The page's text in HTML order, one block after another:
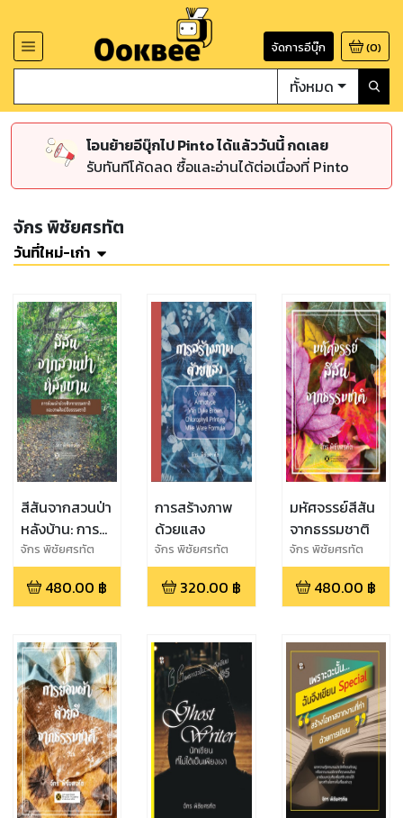
จัดการอีบุ๊ก (0)
ทั้งหมด
โอนย้ายอีบุ๊กไป Pinto ได้แล้ววันนี้ กดเลย
รับทันทีโค้ดลด ซื้อและอ่านได้ต่อเนื่องที่ Pinto
จักร พิชัยศรทัต
วันที่ใหม่-เก่า
สีสันจากสวนป่า
หลังบ้าน: การ
ย้อมผ้าด้วยสี
จากธรรมชาติ
และงานศิลป์อิง
จักร พิชัยศรทัต
480.00 ฿
การสร้างภาพ
ด้วยแสง
จักร พิชัยศรทัต
320.00 ฿
มหัศจรรย์สีสัน
จากธรรมชาติ
จักร พิชัยศรทัต
480.00 ฿